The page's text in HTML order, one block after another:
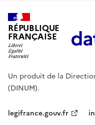
RÉPUBLIQUE
FRANÇAISE
Un produit de la
(DINUM).
legifrance.gouv.fr